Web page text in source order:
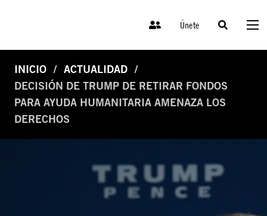
Únete
INICIO
ACTUALIDAD
DECISIÓN DE TRUMP DE RETIRAR FONDOS
PARA AYUDA HUMANITARIA AMENAZA LOS
DERECHOS